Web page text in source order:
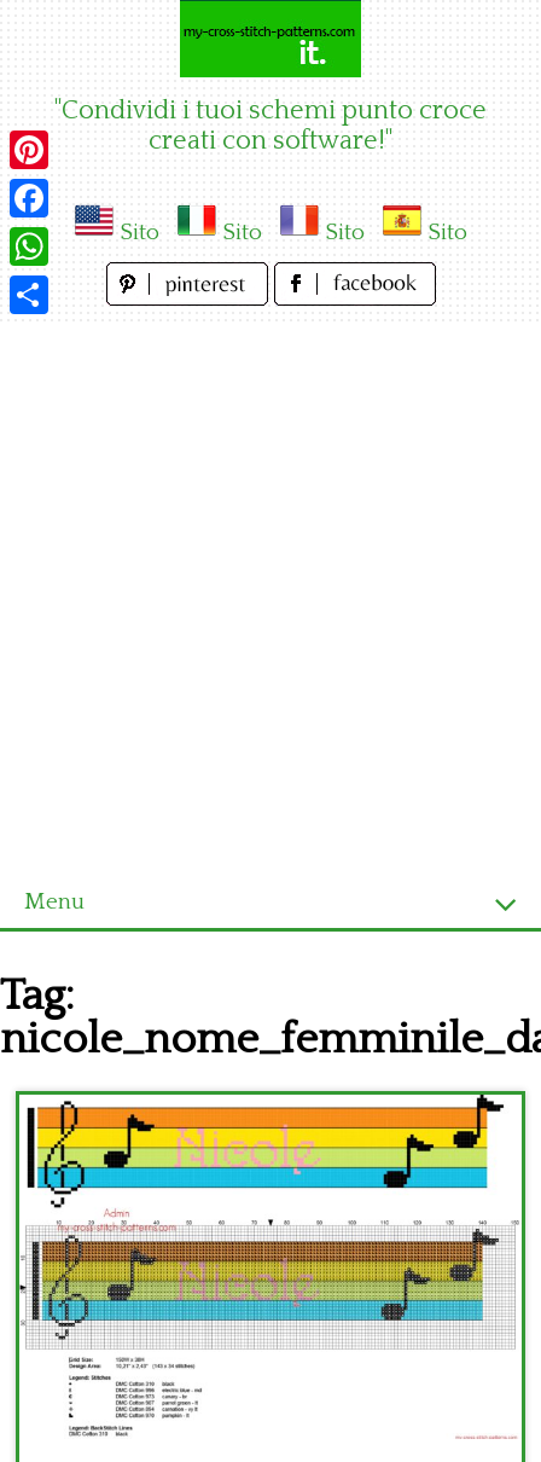
"Condividi i tuoi schemi punto croce
creati con software!"
Sito Sito Sito Sito
Menu
Ultimi schemi
Alfabeto
Bambini
Disney
Thun
Tag:
Pinterest
Facebook
WhatsApp